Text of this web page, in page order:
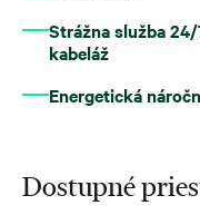
Strážna služba
kabeláž
Energetická
Dostupné